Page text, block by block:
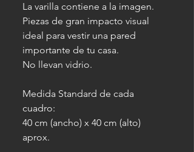
La varilla contiene a la imagen.
Piezas de gran impacto visual
ideal para vestir una pared
importante de tu casa.
No llevan vidrio.
Medida Standard de cada
cuadro:
40 cm (ancho) x 40 cm (alto)
aprox.